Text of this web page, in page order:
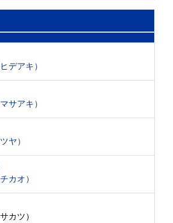
デアキ）
サアキ）
ヤ）
カオ）
カツ）